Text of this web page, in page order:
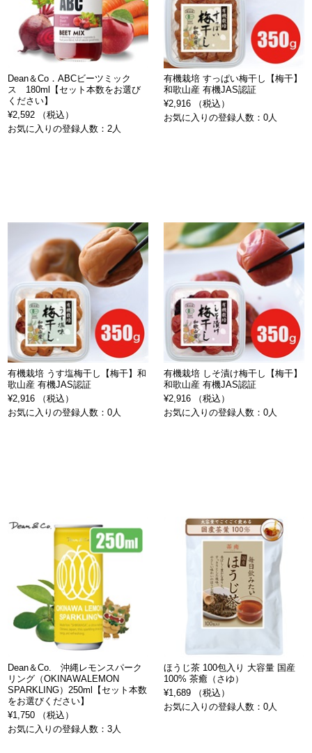
Dean＆Co．ABCビーツミック
ス 180ml【セット本数をお選び
ください】
¥2,592 （税込）
お気に入りの登録人数：2人
有機栽培 すっぱい梅干し【梅干】
和歌山産 有機JAS認証
¥2,916 （税込）
お気に入りの登録人数：0人
有機栽培 うす塩梅干し【梅干】和
歌山産 有機JAS認証
¥2,916 （税込）
お気に入りの登録人数：0人
有機栽培 しそ漬け梅干し【梅干】
和歌山産 有機JAS認証
¥2,916 （税込）
お気に入りの登録人数：0人
Dean＆Co. 沖縄レモンスパーク
リング（OKINAWALEMON
SPARKLING）250ml【セット本数
をお選びください】
¥1,750 （税込）
お気に入りの登録人数：3人
ほうじ茶 100包入り 大容量 国産
100% 茶癒（さゆ）
¥1,689 （税込）
お気に入りの登録人数：0人